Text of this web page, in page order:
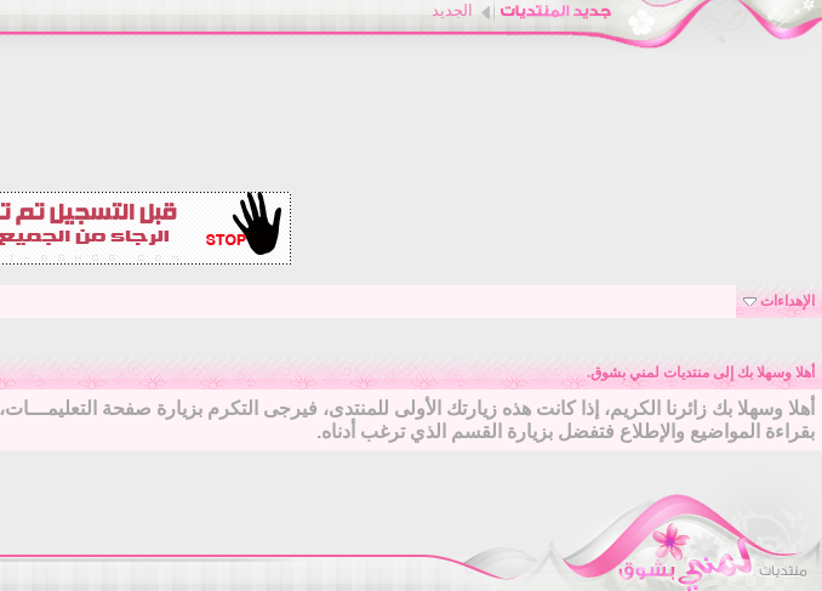
الجديد
الإهداءات
أهلا وسهلا بك إلى منتديات لمني بشوق.
أهلا وسهلا بك زائرنا الكريم، إذا كانت هذه زيارتك الأولى للمنتدى، فيرجى التكرم بزيارة صفحة التعليمـــات،
بقراءة المواضيع والإطلاع فتفضل بزيارة القسم الذي ترغب أدناه.